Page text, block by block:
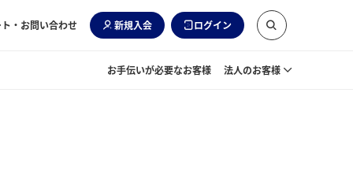
・お問い合わせ 新規入会 ログイン
お手伝いが必要なお客様 法人のお客様